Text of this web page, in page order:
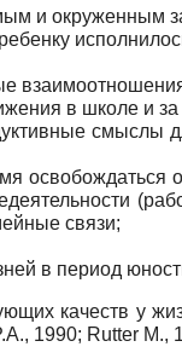
и окруженным
в школе и
связи;
в период
качеств у
1990; Rutter M.,